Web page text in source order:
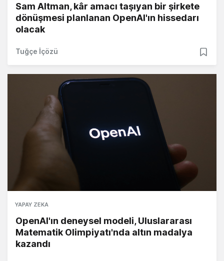
Sam Altman, kâr amacı taşıyan bir şirkete
dönüşmesi planlanan OpenAI'ın hissedarı
olacak
Tuğçe İçözü
YAPAY ZEKA
OpenAI'ın deneysel modeli, Uluslararası
Matematik Olimpiyatı'nda altın madalya
kazandı